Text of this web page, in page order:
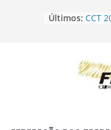
Últimos: CCT
Vem
CCT